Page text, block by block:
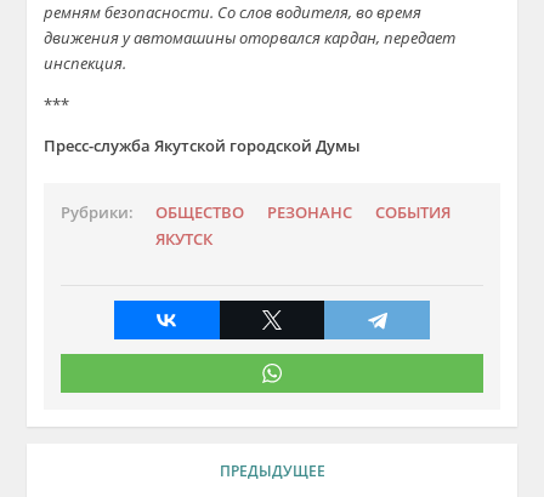
ремням безопасности. Со слов водителя, во время
движения у автомашины оторвался кардан, передает
инспекция.
***
Пресс-служба Якутской городской Думы
Рубрики: ОБЩЕСТВО РЕЗОНАНС
СОБЫТИЯ
ЯКУТСК
ПРЕДЫДУЩЕЕ